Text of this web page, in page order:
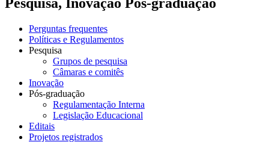
Perguntas frequentes
Políticas e Regulamentos
Pesquisa
Grupos de pesquisa
Câmaras e comitês
Inovação
Pós-graduação
Regulamentação Interna
Legislação Educacional
Editais
Projetos registrados